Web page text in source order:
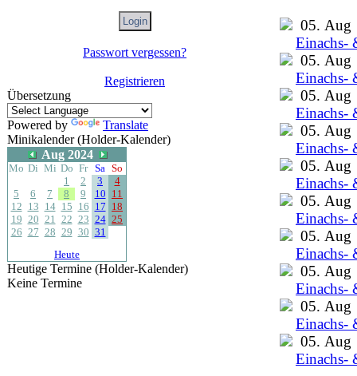
Passwort vergessen?
Registrieren
Übersetzung
Powered by
Translate
Minikalender (Holder-Kalender)
Aug 2024
Mo Di Mi Do Fr Sa So
1
2 3
4
5
6 7 8 9 10 11
12 13 14 15 16 17 18
19 20 21 22 23 24 25
26 27 28 29 30 31
Heute
Heutige Termine (Holder-Kalender)
Keine Termine
05. Aug
Einachs-
05. Aug
Einachs-
05. Aug
Einachs-
05. Aug
Einachs-
05. Aug
Einachs-
05. Aug
Einachs-
05. Aug
Einachs-
05. Aug
Einachs-
05. Aug
Einachs-
05. Aug
Einachs-